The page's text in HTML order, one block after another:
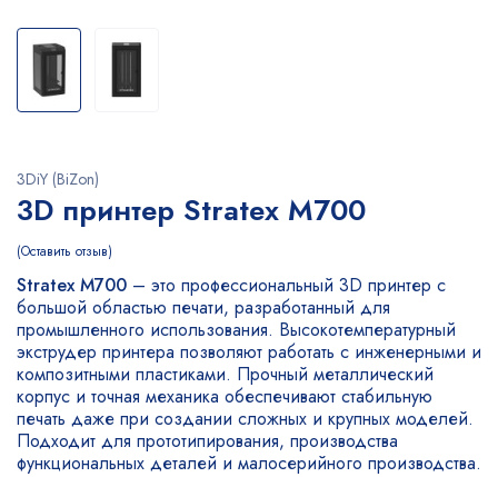
3DiY (BiZon)
3D принтер Stratex M700
Оставить отзыв
Stratex M700 – это профессиональный 3D принтер с
большой областью печати, разработанный для
промышленного использования. Высокотемпературный
экструдер принтера позволяют работать с инженерными и
композитными пластиками. Прочный металлический
корпус и точная механика обеспечивают стабильную
печать даже при создании сложных и крупных моделей.
Подходит для прототипирования, производства
функциональных деталей и малосерийного производства.